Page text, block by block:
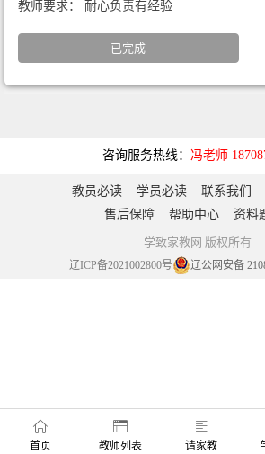
教师要求： 耐心负责有经验
已完成
咨询服务热线： 冯老师
教员必读 学员必读 联系我们
售后保障
帮助中心 资料
学致家教网 版权所有
辽ICP备2021002800号 辽公网安备
首页 教师列表 请家教